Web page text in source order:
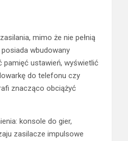
mimo że nie pełnią
wbudowany
pamięć ustawień, wyświetlić
do telefonu czy
znacząco obciążyć
konsole do gier,
zasilacze impulsowe